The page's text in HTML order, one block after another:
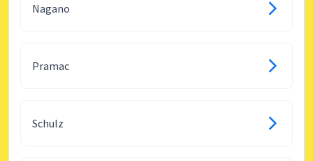
Nagano
Pramac
Schulz